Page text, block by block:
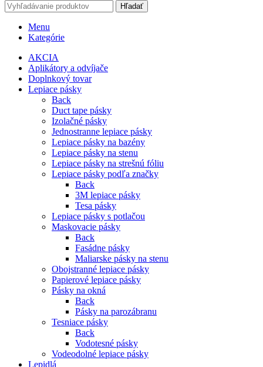
Hľadať
Menu
Kategórie
AKCIA
Aplikátory a odvíjače
Doplnkový tovar
Lepiace pásky
Back
Duct tape pásky
Izolačné pásky
Jednostranne lepiace pásky
Lepiace pásky na bazény
Lepiace pásky na stenu
Lepiace pásky na strešnú fóliu
Lepiace pásky podľa značky
Back
3M lepiace pásky
Tesa pásky
Lepiace pásky s potlačou
Maskovacie pásky
Back
Fasádne pásky
Maliarske pásky na stenu
Obojstranné lepiace pásky
Papierové lepiace pásky
Pásky na okná
Back
Pásky na parozábranu
Tesniace pásky
Back
Vodotesné pásky
Vodeodolné lepiace pásky
Lepidlá